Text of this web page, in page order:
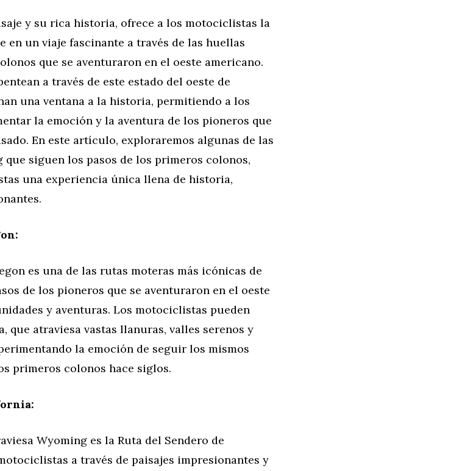
y su rica historia, ofrece a los motociclistas la
en un viaje fascinante a través de las huellas
que se aventuraron en el oeste americano.
a través de este estado del oeste de
una ventana a la historia, permitiendo a los
la emoción y la aventura de los pioneros que
En este artículo, exploraremos algunas de las
siguen los pasos de los primeros colonos,
una experiencia única llena de historia,
es una de las rutas moteras más icónicas de
de los pioneros que se aventuraron en el oeste
y aventuras. Los motociclistas pueden
atraviesa vastas llanuras, valles serenos y
la emoción de seguir los mismos
primeros colonos hace siglos.
Wyoming es la Ruta del Sendero de
a través de paisajes impresionantes y